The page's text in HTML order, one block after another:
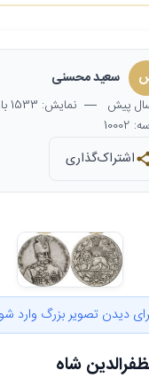
سعید محسنی
پیش — نمایش: 1533 بار
اشتراک‌گذاری
دیدن تصویر بزرگ وارد
شاه